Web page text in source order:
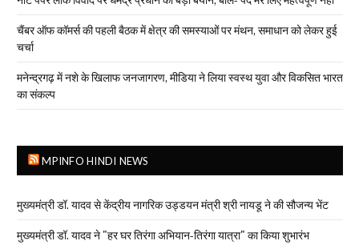
चैंबर ऑफ कॉमर्स की पहली बैठक में क्षेत्र की समस्याओं पर मंथन, समाधान को लेकर हुई
चर्चा
मनेन्द्रगढ़ में नशे के खिलाफ जनजागरण, मीडिया ने लिया स्वस्थ युवा और विकसित भारत
का संकल्प
MPINFO HINDI NEWS
मुख्यमंत्री डॉ. यादव से केंद्रीय नागरिक उड्डयन मंत्री श्री नायडू ने की सौजन्य भेंट
मुख्यमंत्री डॉ. यादव ने "हर घर तिरंगा अभियान-तिरंगा यात्रा" का किया शुभारंभ